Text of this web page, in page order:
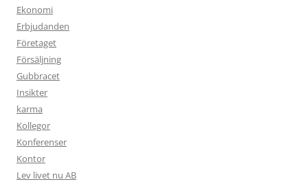
Ekonomi
Erbjudanden
Företaget
Försäljning
Gubbracet
Insikter
karma
Kollegor
Konferenser
Kontor
Lev livet nu AB